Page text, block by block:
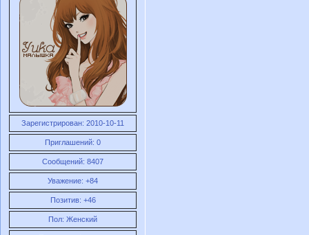
Зарегистрирован: 2010-10-11
Приглашений: 0
Сообщений: 8407
Уважение: +84
Позитив: +46
Пол: Женский